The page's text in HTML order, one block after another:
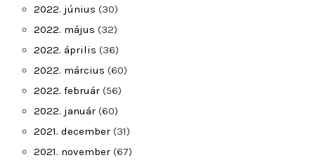
2022. június (30)
2022. május (32)
2022. április (36)
2022. március (60)
2022. február (56)
2022. január (60)
2021. december (31)
2021. november (67)